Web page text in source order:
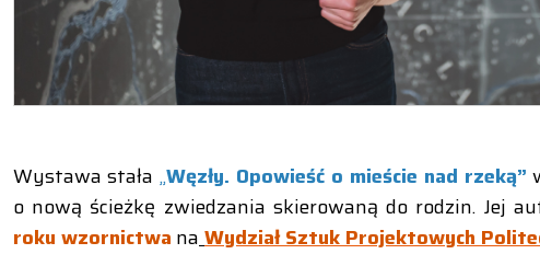
Wystawa stała „Węzły. Opowieść o mieście nad rzeką”
o nową ścieżkę zwiedzania skierowaną do rodzin. Jej
roku wzornictwa na Wydział Sztuk Projektowych